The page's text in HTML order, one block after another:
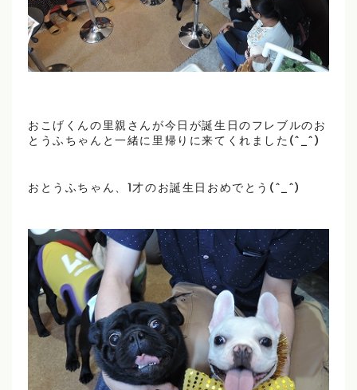
おこげくんの里親さんが今日が誕生日のフレブルのお
とうふちゃんと一緒に里帰りに来てくれました(^_^)
おとうふちゃん、1才のお誕生日おめでとう(^_^)